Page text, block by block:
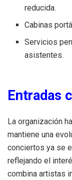
reducida.
Cabinas
Servicios
asistentes.
Entradas
La organización
mantiene una
conciertos ya se
reflejando el
combina artistas